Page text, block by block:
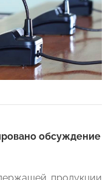
обсуждение